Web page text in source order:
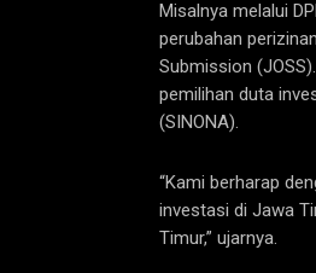
Misalnya melalui
perubahan
Submission
pemilihan duta
(SINONA).
“Kami berharap
investasi di Jawa
Timur,” ujarnya.